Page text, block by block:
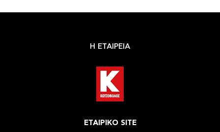
Η ΕΤΑΙΡΕΙΑ
ΕΤΑΙΡΙΚΟ SITE